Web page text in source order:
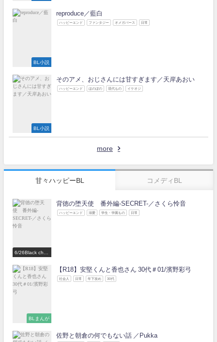
BL小説
reproduce／藍白
ハッピーエンド ファンタジー オメガバース 日常
BL小説
そのアメ、おじさんには甘すぎます／天岸あおい
ハッピーエンド ほのぼの 現代もの イケオジ
more
甘々ハッピーBL コメディBL
6/26Black choc
加作家
背徳の堕天使 番外編-SECRET-／さくら怜音
ハッピーエンド 溺愛 学生・学園もの 日常
BLまんが
【R18】安堅くんと香也さん 30代＃01/濱野彩弓
社会人 日常 年下攻め 30代
佐野と朝倉の何でもない話 ／Pukka